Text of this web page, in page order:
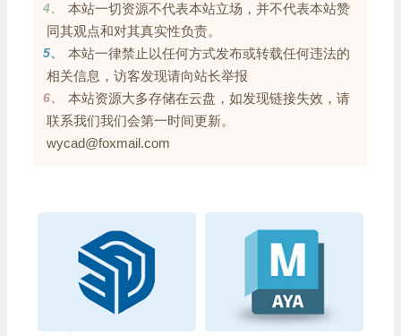
4、
本站一切资源不代表本站立场，并不代表本站赞
同其观点和对其真实性负责。
5、
本站一律禁止以任何方式发布或转载任何违法的
相关信息，访客发现请向站长举报
6、
本站资源大多存储在云盘，如发现链接失效，请
联系我们我们会第一时间更新。
wycad@foxmail.com